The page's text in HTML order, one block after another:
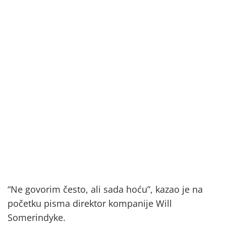
“Ne govorim često, ali sada hoću”, kazao je na
početku pisma direktor kompanije Will
Somerindyke.